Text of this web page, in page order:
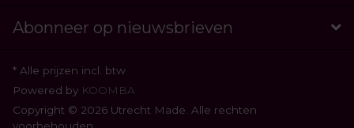
Abonneer op nieuwsbrieven
* Alle prijzen incl. btw
Powered by KOOMBA
Copyright © 2026 Utrecht Made. Alle rechten